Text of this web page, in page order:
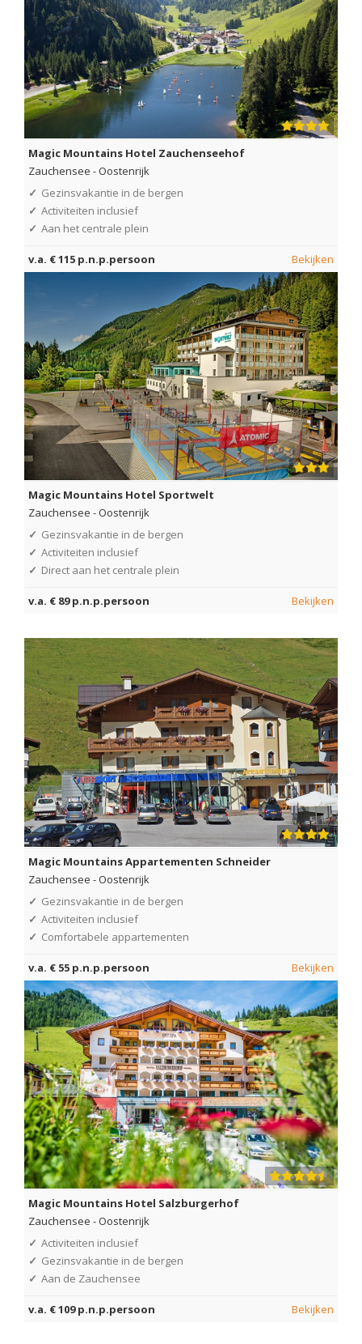
Magic Mountains Hotel Zauchenseehof
Zauchensee -Oostenrijk
✓ Gezinsvakantie in de bergen
✓ Activiteiten inclusief
✓ Aan het centrale plein
v.a. € 115 p.n.p.persoon Bekijken
Magic Mountains Hotel Sportwelt
Zauchensee -Oostenrijk
✓ Gezinsvakantie in de bergen
✓ Activiteiten inclusief
✓ Direct aan het centrale plein
v.a. € 89 p.n.p.persoon Bekijken
Magic Mountains Appartementen Schneider
Zauchensee -Oostenrijk
✓ Gezinsvakantie in de bergen
✓ Activiteiten inclusief
✓ Comfortabele appartementen
v.a. € 55 p.n.p.persoon Bekijken
Magic Mountains Hotel Salzburgerhof
Zauchensee -Oostenrijk
✓ Activiteiten inclusief
✓ Gezinsvakantie in de bergen
✓ Aan de Zauchensee
v.a. € 109 p.n.p.persoon Bekijken